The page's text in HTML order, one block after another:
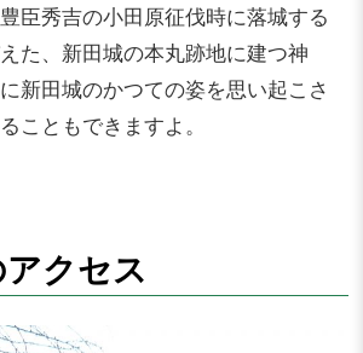
臣秀吉の小田原征伐時に落城する
た、新田城の本丸跡地に建つ神
新田城のかつての姿を思い起こさ
こともできますよ。
クセス